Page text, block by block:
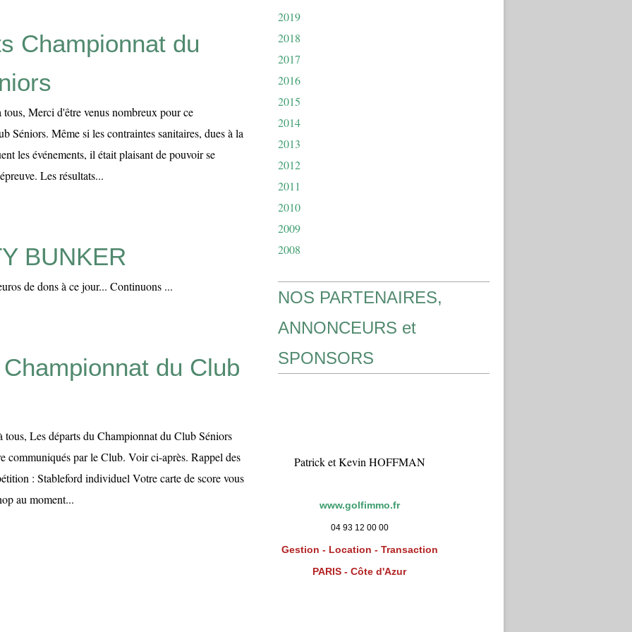
Championnat du
tous, Merci d'être venus nombreux pour ce
Séniors. Même si les contraintes sanitaires, dues à la
les événements, il était plaisant de pouvoir se
Les résultats...
BUNKER
de dons à ce jour... Continuons ...
du Club
tous, Les départs du Championnat du Club Séniors
communiqués par le Club. Voir ci-après. Rappel des
: Stableford individuel Votre carte de score vous
au moment...
2019
2018
2017
2016
2015
2014
2013
2012
2011
2010
2009
2008
NOS PARTENAIRES,
ANNONCEURS et
SPONSORS
Patrick et Kevin HOFFMAN
www.golfimmo.fr
04 93 12 00 00
Gestion - Location - Transaction
PARIS - Côte d'Azur